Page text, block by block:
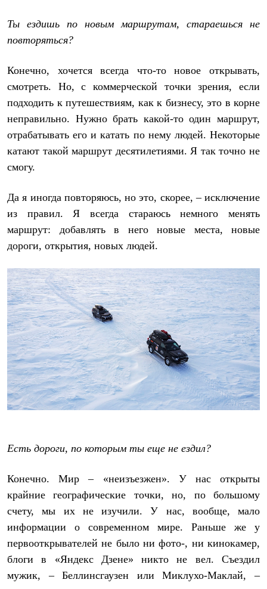
Уход за одеждой
В Арктику
Коллекции
ЗА ПОЛЯРНЫМ КРУГОМ
TREK
BASK kids
CITY
BASK juno
Дневник капитана
Каталог дилеров
Баск сегодня
Отцы основатели
Баск в вашем городе
Контроль качества
Команда Баск
Дилерам
Стать дилером
Корпоративным клиентам
Услуги
Медиа
Где купить
Ты ездишь по новым маршрутам, стараешься не
повторяться?
Конечно, хочется всегда что-то новое открывать,
смотреть. Но, с коммерческой точки зрения, если
подходить к путешествиям, как к бизнесу, это в корне
неправильно. Нужно брать какой-то один маршрут,
отрабатывать его и катать по нему людей. Некоторые
катают такой маршрут десятилетиями. Я так точно не
смогу.
Да я иногда повторяюсь, но это, скорее, – исключение
из правил. Я всегда стараюсь немного менять
маршрут: добавлять в него новые места, новые
дороги, открытия, новых людей.
Есть дороги, по которым ты еще не ездил?
Конечно. Мир – «неизъезжен». У нас открыты
крайние географические точки, но, по большому
счету, мы их не изучили. У нас, вообще, мало
информации о современном мире. Раньше же у
первооткрывателей не было ни фото-, ни кинокамер,
блоги в «Яндекс Дзене» никто не вел. Съездил
мужик, – Беллинсгаузен или Миклухо-Маклай, –